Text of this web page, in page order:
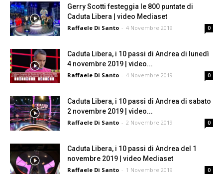
Gerry Scotti festeggia le 800 puntate di
Caduta Libera | video Mediaset
Raffaele Di Santo - 4 Novembre 2019 0
Caduta Libera, i 10 passi di Andrea di lunedì
4 novembre 2019 | video...
Raffaele Di Santo - 4 Novembre 2019 0
Caduta Libera, i 10 passi di Andrea di sabato
2 novembre 2019 | video...
Raffaele Di Santo - 2 Novembre 2019 0
Caduta Libera, i 10 passi di Andrea del 1
novembre 2019 | video Mediaset
Raffaele Di Santo - 1 Novembre 2019 0